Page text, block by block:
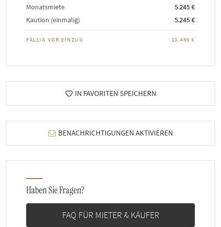
Monatsmiete
5.245 €
Kaution (einmalig)
5.245 €
FÄLLIG VOR EINZUG 10.490 €
IN FAVORITEN SPEICHERN
BENACHRICHTIGUNGEN AKTIVIEREN
Haben Sie Fragen?
FAQ FÜR MIETER & KÄUFER